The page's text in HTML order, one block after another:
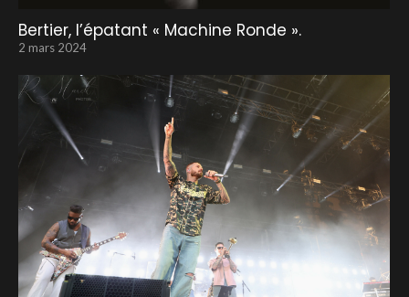
Bertier, l’épatant « Machine Ronde ».
2 mars 2024